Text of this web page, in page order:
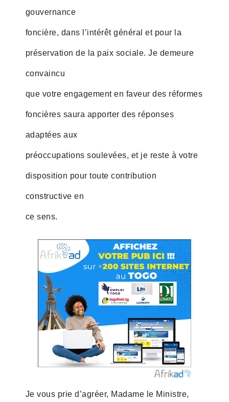
gouvernance
foncière, dans l’intérêt général et pour la
préservation de la paix sociale. Je demeure
convaincu
que votre engagement en faveur des réformes
foncières saura apporter des réponses
adaptées aux
préoccupations soulevées, et je reste à votre
disposition pour toute contribution
constructive en
ce sens.
Je vous prie d’agréer, Madame le Ministre,